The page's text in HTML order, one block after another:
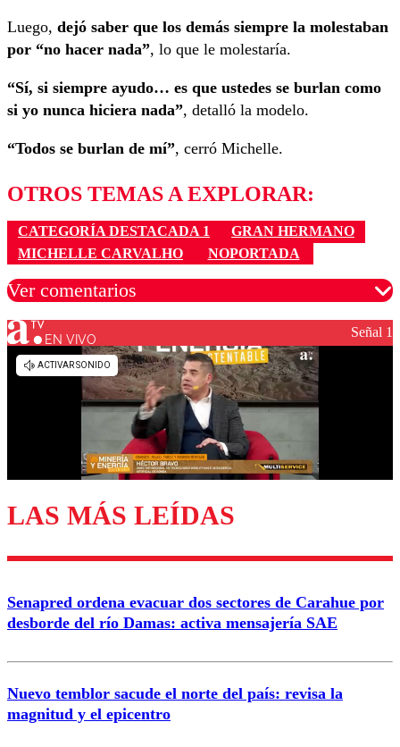
Luego, dejó saber que los demás siempre la molestaban
por “no hacer nada”, lo que le molestaría.
“Sí, si siempre ayudo… es que ustedes se burlan como
si yo nunca hiciera nada”, detalló la modelo.
“Todos se burlan de mí”, cerró Michelle.
OTROS TEMAS A EXPLORAR:
CATEGORÍA DESTACADA 1
GRAN HERMANO
MICHELLE CARVALHO
NOPORTADA
Ver comentarios
Los comentarios son moderados para garantizar un
diálogo respetuoso.
Enviar comentario
EN VIVO Señal 1
LAS MÁS LEÍDAS
Senapred ordena evacuar dos sectores de Carahue por
desborde del río Damas: activa mensajería SAE
Nuevo temblor sacude el norte del país: revisa la
magnitud y el epicentro